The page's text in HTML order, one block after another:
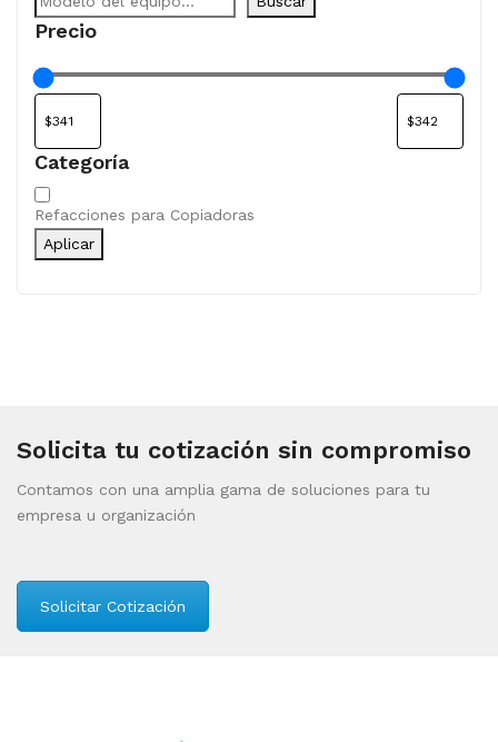
Precio
Categoría
Categoría
Refacciones para Copiadoras
Aplicar
Solicita tu cotización sin compromiso
Contamos con una amplia gama de soluciones para tu
empresa u organización
Solicitar Cotización